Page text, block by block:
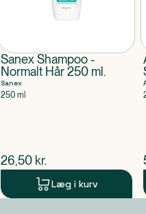
Sanex Shampoo -
Normalt Hår 250 ml.
Sanex
250 ml
$nuværende pris
26,50 kr.
Læg i kurv